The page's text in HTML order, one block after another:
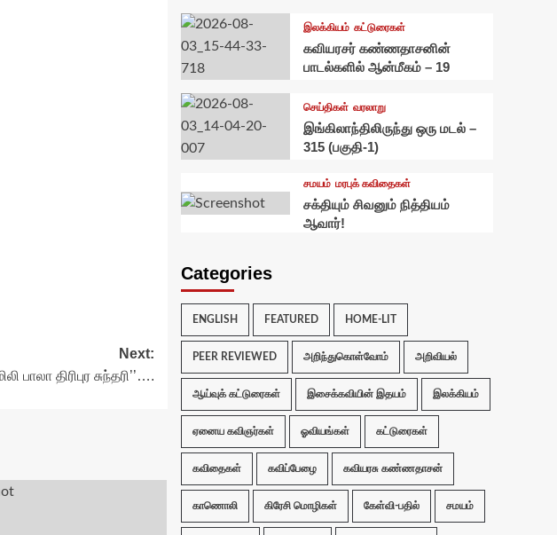
Next:
பாலா திரிபுர சுந்தரி’’….
இலக்கியம் கட்டுரைகள்
கவியரசர் கண்ணதாசனின்
பாடல்களில் ஆன்மீகம் – 19
செய்திகள் வரலாறு
இங்கிலாந்திலிருந்து ஒரு மடல் –
315 (பகுதி-1)
சமயம் மரபுக் கவிதைகள்
சக்தியும் சிவனும் நித்தியம்
ஆவார்!
Categories
ENGLISH FEATURED HOME-LIT
PEER REVIEWED அறிந்துகொள்வோம் அறிவியல்
ஆய்வுக் கட்டுரைகள் இசைக்கவியின் இதயம் இலக்கியம்
ஏனைய கவிஞர்கள் ஓவியங்கள் கட்டுரைகள்
கவிதைகள் கவிப்பேழை கவியரசு கண்ணதாசன்
காணொலி கிரேசி மொழிகள் கேள்வி-பதில் சமயம்